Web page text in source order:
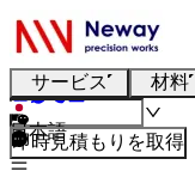
サービス 材料
日本語
即時見積もりを取得